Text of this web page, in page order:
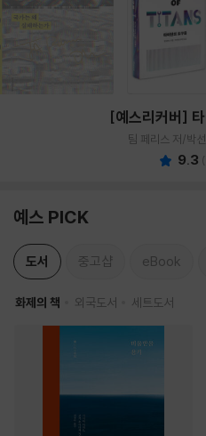
[예스리커버]
팀 페리스 저/박
9.3 (
예스 PICK
도서 중고샵 eBook
화제의 책 외국도서 세트도서